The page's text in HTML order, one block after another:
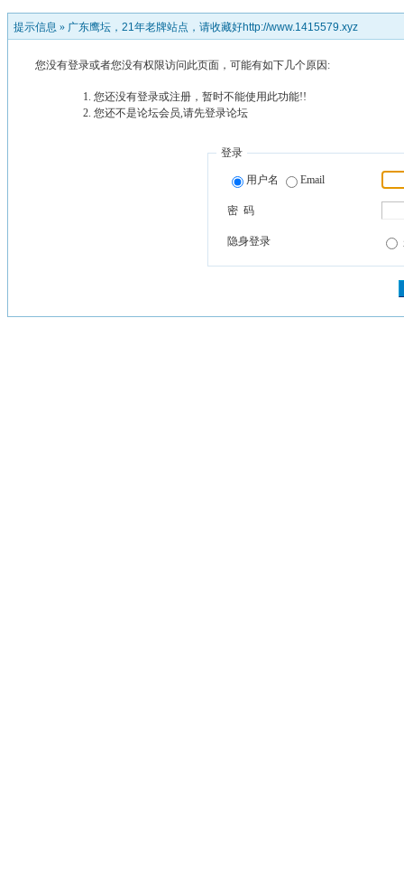
提示信息 » 广东鹰坛，21年老牌站点，请收藏好http://www.1415579.xyz
您没有登录或者您没有权限访问此页面，可能有如下几个原因:
您还没有登录或注册，暂时不能使用此功能!!
您还不是论坛会员,请先登录论坛
登录
用户名 Email
密 码
隐身登录